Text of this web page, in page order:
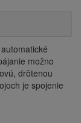
možno
drôtenou
je spojenie